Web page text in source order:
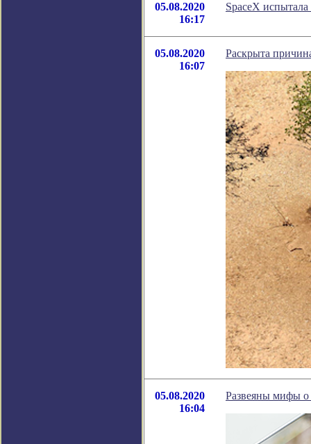
05.08.2020
16:17
SpaceX
05.08.2020
16:07
Раскрыта
05.08.2020
16:04
Развеяны мифы о